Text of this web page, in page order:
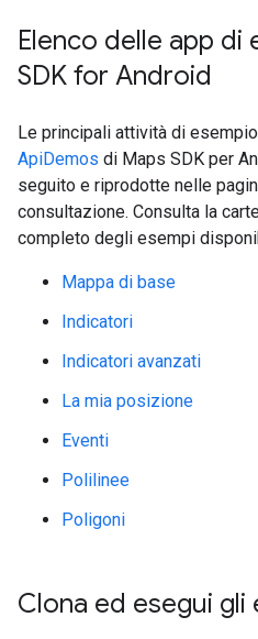
Elenco delle app di
SDK for Android
Le principali attività di
ApiDemos di Maps SDK per
seguito e riprodotte nelle
consultazione. Consulta la
completo degli esempi
Mappa di base
Indicatori
Indicatori avanzati
La mia posizione
Eventi
Polilinee
Poligoni
Clona ed esegui gli